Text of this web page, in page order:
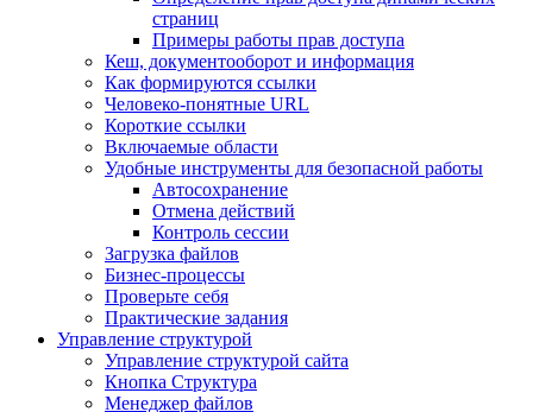
страниц
Примеры работы прав доступа
Кеш, документооборот и информация
Как формируются ссылки
Человеко-понятные URL
Короткие ссылки
Включаемые области
Удобные инструменты для безопасной работы
Автосохранение
Отмена действий
Контроль сессии
Загрузка файлов
Бизнес-процессы
Проверьте себя
Практические задания
Управление структурой
Управление структурой сайта
Кнопка Структура
Менеджер файлов